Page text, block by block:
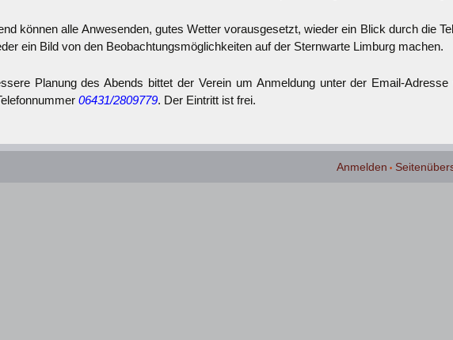
können alle Anwesenden, gutes Wetter vorausgesetzt, wieder ein Blick durch die
ein Bild von den Beobachtungsmöglichkeiten auf der Sternwarte Limburg machen.
Planung des Abends bittet der Verein um Anmeldung unter der Email-Adresse
06431/2809779. Der Eintritt ist frei.
Anmelden